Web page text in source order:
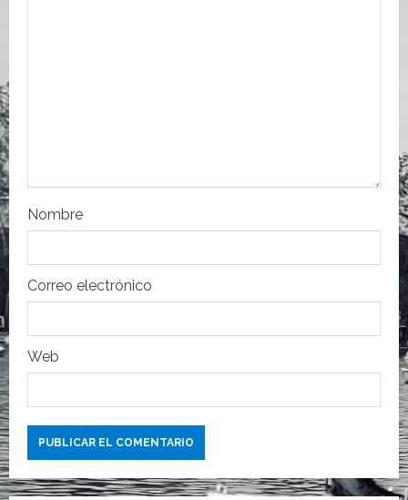
t
a
a
s
Nombre
Correo electrónico
Web